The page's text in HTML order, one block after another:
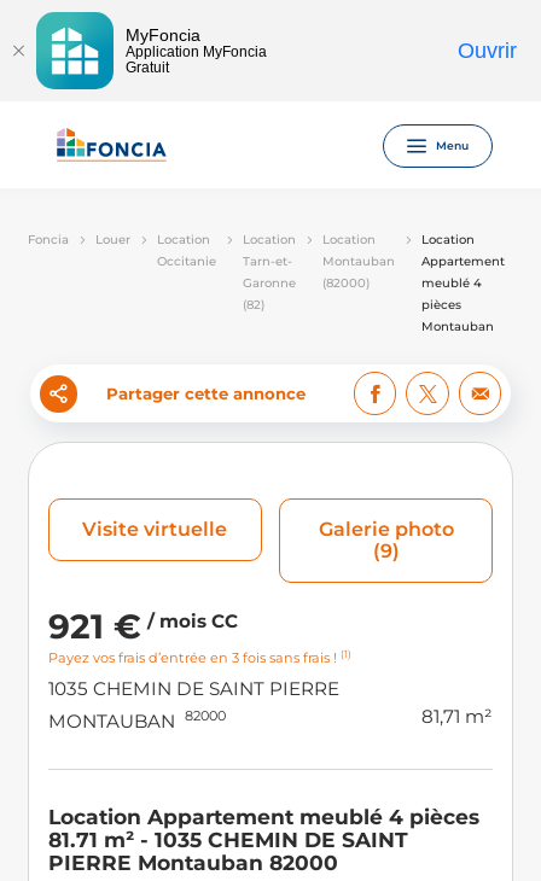
MyFoncia
Application MyFoncia
Gratuit
Ouvrir
Menu
Foncia Louer
Location
Occitanie
Location
Tarn-et-
Garonne
(82)
Location
Montauban
(82000)
Location
Appartement
meublé 4
pièces
Montauban
Partager cette annonce
Visite virtuelle
Galerie photo
(9)
Location Appartement meublé 4 pièces
81.71 m² - 1035 CHEMIN DE SAINT
PIERRE Montauban 82000
921 € / mois CC
Payez vos frais d’entrée en 3 fois sans frais ! (1)
1035 CHEMIN DE SAINT PIERRE
MONTAUBAN
82000 81,71 m²